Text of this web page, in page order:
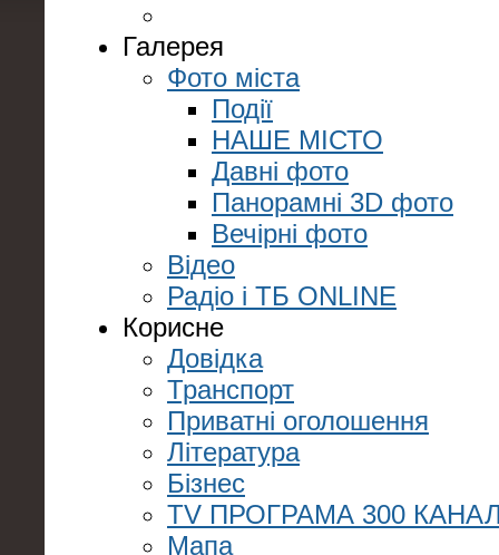
Галерея
Фото міста
Події
НАШЕ МІСТО
Давні фото
Панорамні 3D фото
Вечірні фото
Відео
Радіо і ТБ ONLINE
Корисне
Довідка
Транспорт
Приватні оголошення
Література
Бізнес
TV ПРОГРАМА 300
Мапа